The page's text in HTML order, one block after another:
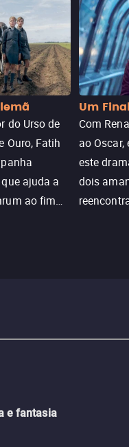
do Urso de
Ouro, Fatih
ajuda a
ao fim
Um
Com
ao Oscar,
este
dois
e fantasia